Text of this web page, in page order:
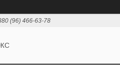
(96) 466-63-78